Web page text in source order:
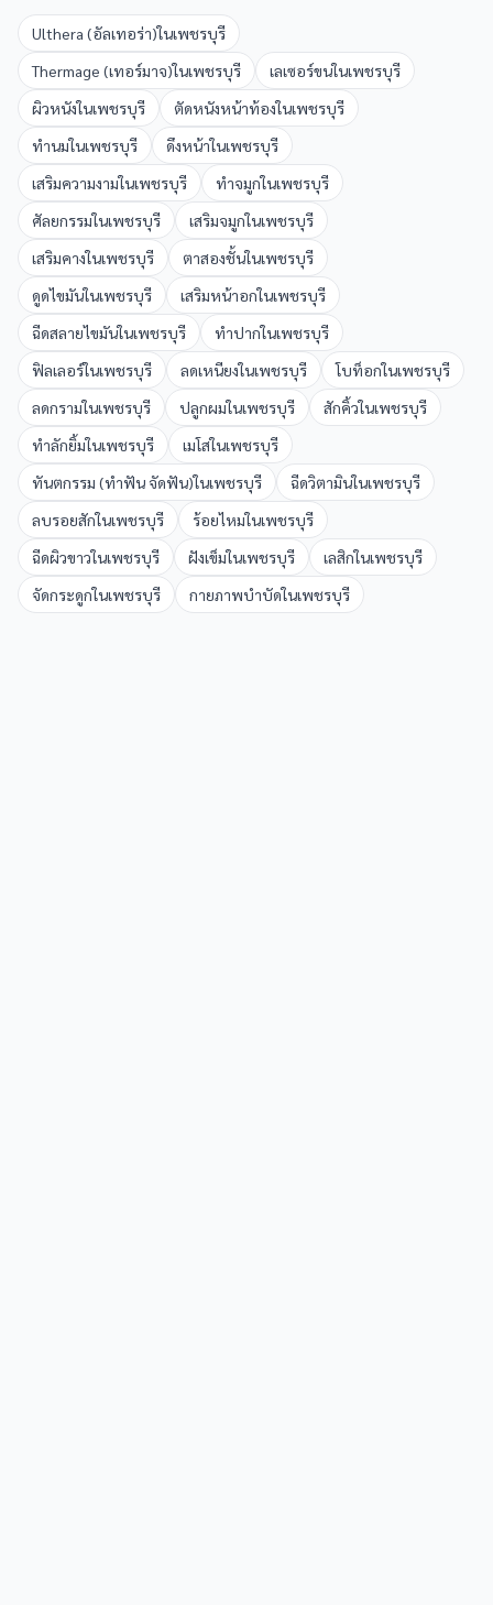
Ulthera (อัลเทอร่า)ในเพชรบุรี
Thermage (เทอร์มาจ)ในเพชรบุรี เลเซอร์ขนในเพชรบุรี
ผิวหนังในเพชรบุรี ตัดหนังหน้าท้องในเพชรบุรี
ทำนมในเพชรบุรี ดึงหน้าในเพชรบุรี
เสริมความงามในเพชรบุรี ทำจมูกในเพชรบุรี
ศัลยกรรมในเพชรบุรี เสริมจมูกในเพชรบุรี
เสริมคางในเพชรบุรี ตาสองชั้นในเพชรบุรี
ดูดไขมันในเพชรบุรี เสริมหน้าอกในเพชรบุรี
ฉีดสลายไขมันในเพชรบุรี ทำปากในเพชรบุรี
ฟิลเลอร์ในเพชรบุรี ลดเหนียงในเพชรบุรี โบท็อกในเพชรบุรี
ลดกรามในเพชรบุรี ปลูกผมในเพชรบุรี สักคิ้วในเพชรบุรี
ทำลักยิ้มในเพชรบุรี เมโสในเพชรบุรี
ทันตกรรม (ทำฟัน จัดฟัน)ในเพชรบุรี ฉีดวิตามินในเพชรบุรี
ลบรอยสักในเพชรบุรี ร้อยไหมในเพชรบุรี
ฉีดผิวขาวในเพชรบุรี ฝังเข็มในเพชรบุรี เลสิกในเพชรบุรี
จัดกระดูกในเพชรบุรี กายภาพบำบัดในเพชรบุรี